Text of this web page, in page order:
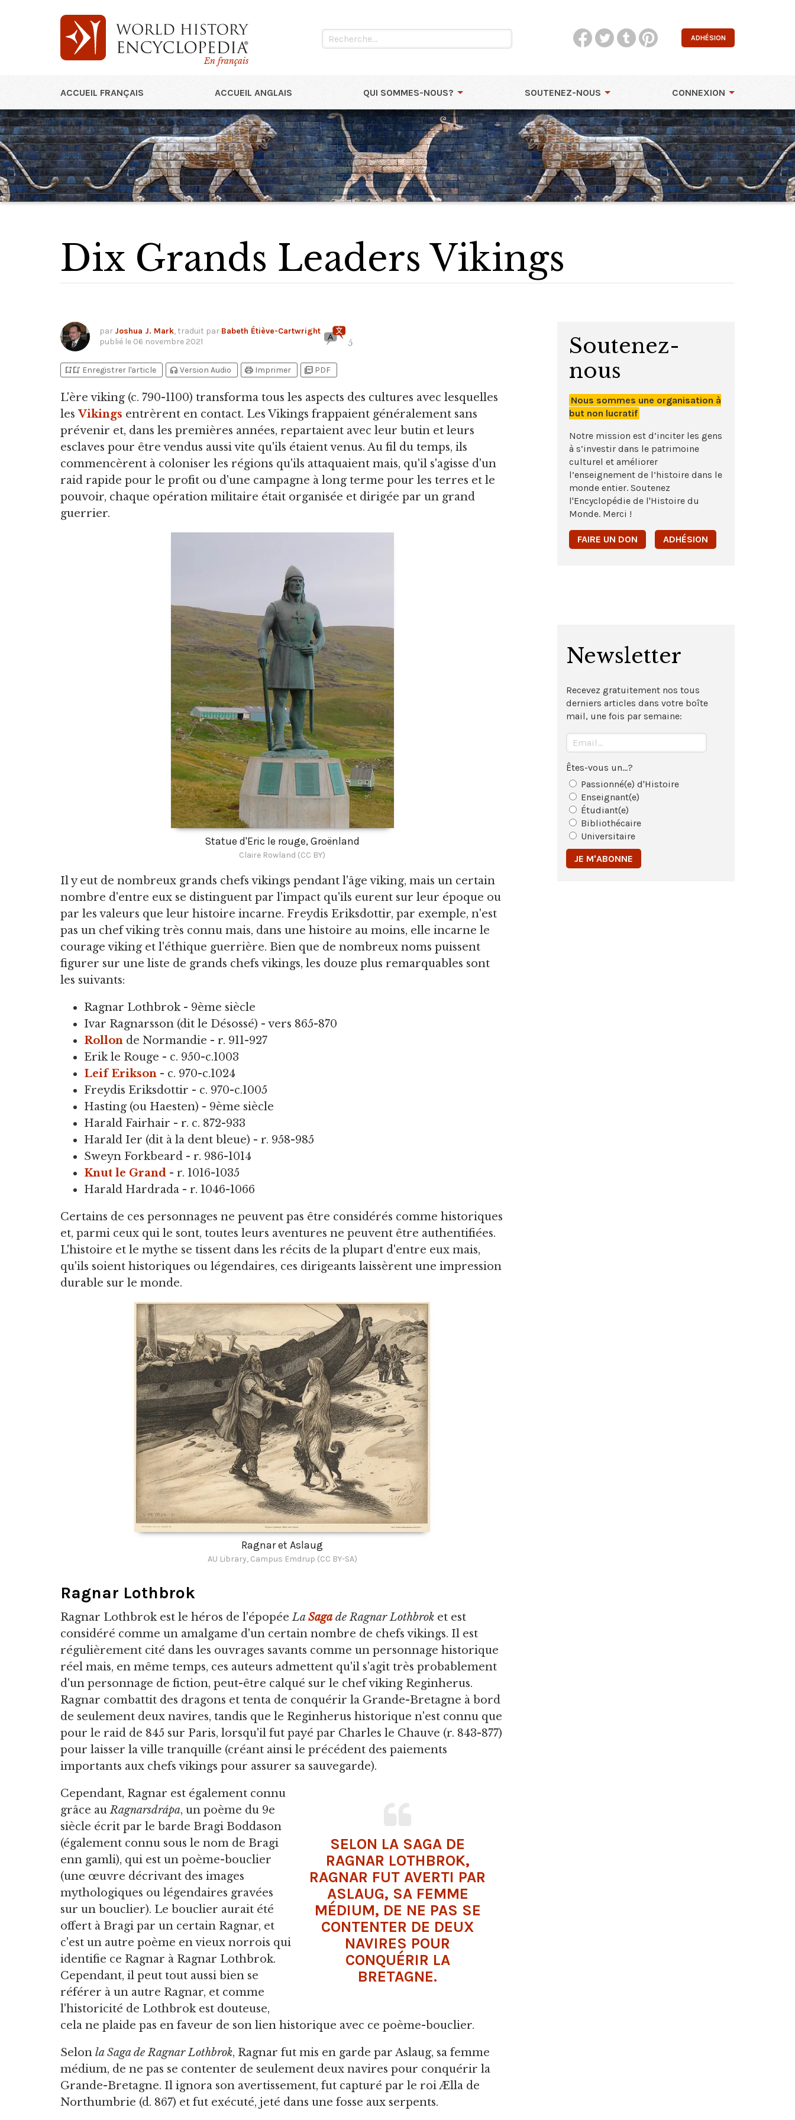
En français
ADHÉSION
ACCUEIL FRANÇAIS ACCUEIL ANGLAIS QUI SOMMES-NOUS? SOUTENEZ-NOUS CONNEXION
Dix Grands Leaders Vikings
par Joshua J. Mark, traduit par Babeth Étiève-Cartwright
publié le 06 novembre 2021 5
bookmark_addbookmark_added Enregistrer l'article headphones Version Audio print Imprimer picture_as_pdf PDF
L'ère viking (c. 790-1100) transforma tous les aspects des cultures avec lesquelles
lesVikings entrèrent en contact. Les Vikings frappaient généralement sans
prévenir et, dans les premières années, repartaient avec leur butin et leurs
esclaves pour être vendus aussi vite qu'ils étaient venus. Au fil du temps, ils
commencèrent à coloniser les régions qu'ils attaquaient mais, qu'il s'agisse d'un
raid rapide pour le profit ou d'une campagne à long terme pour les terres et le
pouvoir, chaque opération militaire était organisée et dirigée par un grand
guerrier.
Statue d'Eric le rouge, Groënland
Claire Rowland (CC BY)
Il y eut de nombreux grands chefs vikings pendant l'âge viking, mais un certain
nombre d'entre eux se distinguent par l'impact qu'ils eurent sur leur époque ou
par les valeurs que leur histoire incarne. Freydis Eriksdottir, par exemple, n'est
pas un chef viking très connu mais, dans une histoire au moins, elle incarne le
courage viking et l'éthique guerrière. Bien que de nombreux noms puissent
figurer sur une liste de grands chefs vikings, les douze plus remarquables sont
les suivants:
Ragnar Lothbrok - 9ème siècle
Ivar Ragnarsson (dit le Désossé) - vers 865-870
Rollon de Normandie - r. 911-927
Erik le Rouge - c. 950-c.1003
Leif Erikson - c. 970-c.1024
Freydis Eriksdottir - c. 970-c.1005
Hasting (ou Haesten) - 9ème siècle
Harald Fairhair - r. c. 872-933
Harald Ier (dit à la dent bleue) - r. 958-985
Sweyn Forkbeard - r. 986-1014
Knut le Grand - r. 1016-1035
Harald Hardrada - r. 1046-1066
Certains de ces personnages ne peuvent pas être considérés comme historiques
et, parmi ceux qui le sont, toutes leurs aventures ne peuvent être authentifiées.
L'histoire et le mythe se tissent dans les récits de la plupart d'entre eux mais,
qu'ils soient historiques ou légendaires, ces dirigeants laissèrent une impression
durable sur le monde.
Ragnar et Aslaug
AU Library, Campus Emdrup (CC BY-SA)
Ragnar Lothbrok
Ragnar Lothbrok est le héros de l'épopéeLaSagade Ragnar Lothbrok et est
considéré comme un amalgame d'un certain nombre de chefs vikings. Il est
régulièrement cité dans les ouvrages savants comme un personnage historique
réel mais, en même temps, ces auteurs admettent qu'il s'agit très probablement
d'un personnage de fiction, peut-être calqué sur le chef viking Reginherus.
Ragnar combattit des dragons et tenta de conquérir la Grande-Bretagne à bord
de seulement deux navires, tandis que le Reginherus historique n'est connu que
pour le raid de 845 sur Paris, lorsqu'il fut payé par Charles le Chauve (r. 843-877)
pour laisser la ville tranquille (créant ainsi le précédent des paiements
importants aux chefs vikings pour assurer sa sauvegarde).
SELON LA SAGA DE
RAGNAR LOTHBROK,
RAGNAR FUT AVERTI PAR
ASLAUG, SA FEMME
MÉDIUM, DE NE PAS SE
CONTENTER DE DEUX
NAVIRES POUR
CONQUÉRIR LA
BRETAGNE.
Cependant, Ragnar est également connu
grâce auRagnarsdrápa, un poème du 9e
siècle écrit par le barde Bragi Boddason
(également connu sous le nom de Bragi
enn gamli), qui est un poème-bouclier
(une œuvre décrivant des images
mythologiques ou légendaires gravées
sur un bouclier). Le bouclier aurait été
offert à Bragi par un certain Ragnar, et
c'est un autre poème en vieux norrois qui
identifie ce Ragnar à Ragnar Lothbrok.
Cependant, il peut tout aussi bien se
référer à un autre Ragnar, et comme
l'historicité de Lothbrok est douteuse,
cela ne plaide pas en faveur de son lien historique avec ce poème-bouclier.
Selon la Saga de Ragnar Lothbrok, Ragnar fut mis en garde par Aslaug, sa femme
médium, de ne pas se contenter de seulement deux navires pour conquérir la
Grande-Bretagne. Il ignora son avertissement, fut capturé par le roi Ælla de
Northumbrie (d. 867) et fut exécuté, jeté dans une fosse aux serpents.
Soutenez-
nous
Nous sommes une organisation à
but non lucratif
Notre mission est d’inciter les gens
à s’investir dans le patrimoine
culturel et améliorer
l’enseignement de l’histoire dans le
monde entier. Soutenez
l'Encyclopédie de l'Histoire du
Monde. Merci !
FAIRE UN DON ADHÉSION
Newsletter
Recevez gratuitement nos tous
derniers articles dans votre boîte
mail, une fois par semaine:
Êtes-vous un...?
Passionné(e) d'Histoire
Enseignant(e)
Étudiant(e)
Bibliothécaire
Universitaire